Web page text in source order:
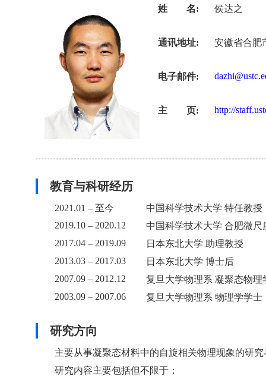
姓 名: 侯达之
通讯地址: 安徽省合肥
电子邮件:
主 页: http://
教育与科研经历
2021.01 – 至今
中国科学技术大学 特任教授
2019.10 – 2020.12
中国科学技术大学 合肥微
2017.04 – 2019.09
日本东北大学 助理教授
2013.03 – 2017.03
日本东北大学 博士后
2007.09 – 2012.12
复旦大学物理系 凝聚态物理
2003.09 – 2007.06
复旦大学物理系 物理学学士
研究方向
主要从事凝聚态材料中的自旋相关物理现象的研
研究内容主要包括但不限于：